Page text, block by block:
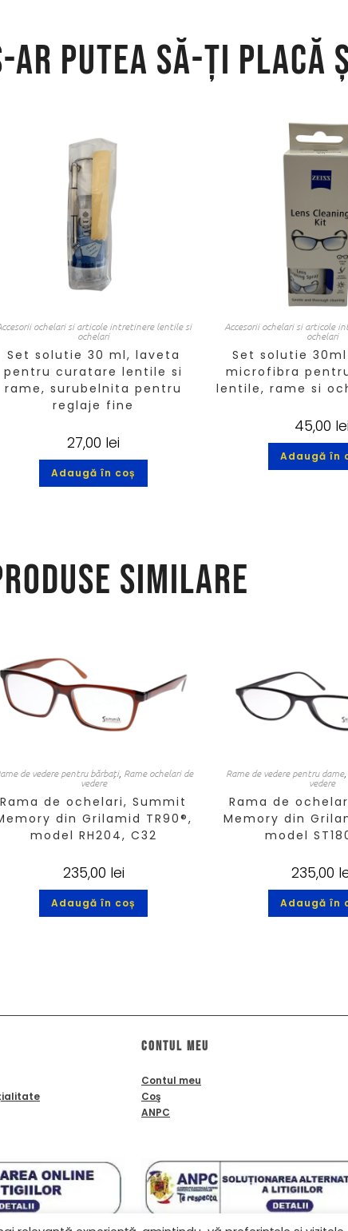
ar putea să-ți placă
ochelari si articole intretinere lentile si
ochelari
Set solutie 30 ml, laveta
pentru curatare lentile si
rame, surubelnita pentru
reglaje fine
27,00 lei
Adaugă în coș
Accesorii ochelari si articole
ochelari
Set solutie
microfibra
lentile, rame si
45,00 lei
Adaugă în
similare
de vedere pentru bărbați, Rame ochelari de
vedere
Rama de ochelari, Summit
din Grilamid TR90®,
model RH204, C32
235,00 lei
Adaugă în coș
Rame de vedere pentru dame,
vedere
Rama de
Memory din
model
235,00
Adaugă în
Contul meu
Contul meu
Coş
ANPC